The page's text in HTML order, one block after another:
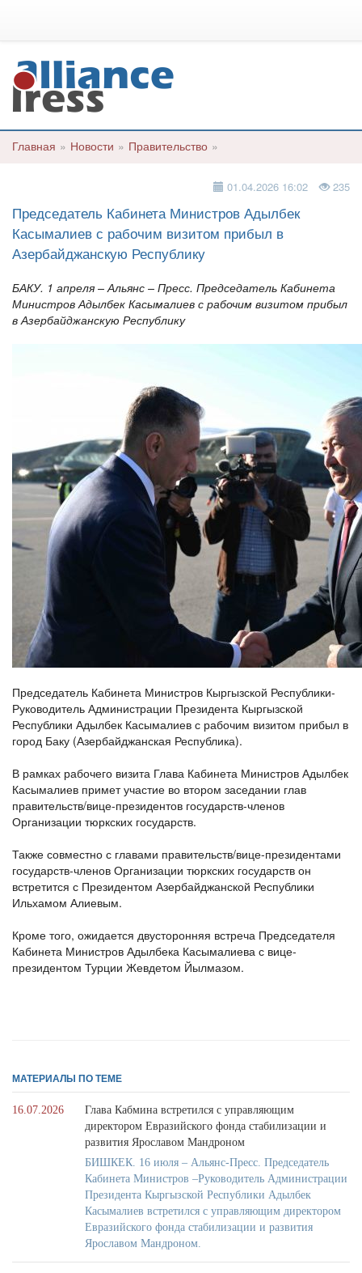
Главная » Новости » Правительство »
01.04.2026 16:02 235
Председатель Кабинета Министров Адылбек
Касымалиев с рабочим визитом прибыл в
Азербайджанскую Республику
БАКУ. 1 апреля – Альянс – Пресс. Председатель Кабинета
Министров Адылбек Касымалиев с рабочим визитом прибыл
в Азербайджанскую Республику
Председатель Кабинета Министров Кыргызской Республики-
Руководитель Администрации Президента Кыргызской
Республики Адылбек Касымалиев с рабочим визитом прибыл в
город Баку (Азербайджанская Республика).
В рамках рабочего визита Глава Кабинета Министров Адылбек
Касымалиев примет участие во втором заседании глав
правительств/вице-президентов государств-членов
Организации тюркских государств.
Также совместно с главами правительств/вице-президентами
государств-членов Организации тюркских государств он
встретится с Президентом Азербайджанской Республики
Ильхамом Алиевым.
Кроме того, ожидается двусторонняя встреча Председателя
Кабинета Министров Адылбека Касымалиева с вице-
президентом Турции Жевдетом Йылмазом.
МАТЕРИАЛЫ ПО ТЕМЕ
16.07.2026
Глава Кабмина встретился с управляющим
директором Евразийского фонда стабилизации и
развития Ярославом Мандроном
БИШКЕК. 16 июля – Альянс-Пресс. Председатель
Кабинета Министров –Руководитель Администрации
Президента Кыргызской Республики Адылбек
Касымалиев встретился с управляющим директором
Евразийского фонда стабилизации и развития
Ярославом Мандроном.